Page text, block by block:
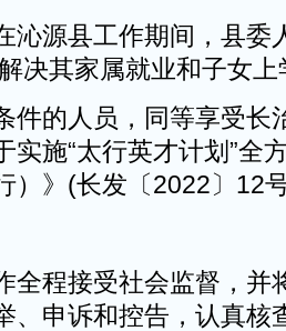
沁源县工作期间，县
决其家属就业和子女
件的人员，同等享受
实施“太行英才计划”全
）》(长发〔2022〕12
全程接受社会监督，并
、申诉和控告，认真核